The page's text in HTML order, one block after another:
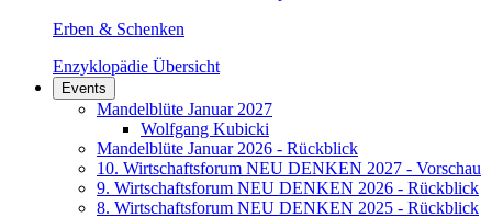
Erben & Schenken
Enzyklopädie Übersicht
Events
Mandelblüte Januar 2027
Wolfgang Kubicki
Mandelblüte Januar 2026 - Rückblick
10. Wirtschaftsforum NEU DENKEN 2027 - Vorschau
9. Wirtschaftsforum NEU DENKEN 2026 - Rückblick
8. Wirtschaftsforum NEU DENKEN 2025 - Rückblick